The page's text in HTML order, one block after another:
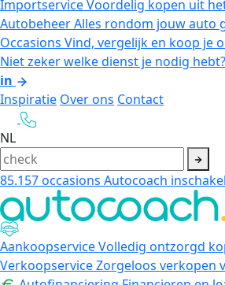
ImportserviceVoordelig kopen uit
AutobeheerAlles rondom jouw auto
Occasions Vind, vergelijk en koop je
Niet zeker welke dienst je nodig hebt?
in
Inspiratie Over ons Contact
NL
85.157occasions Autocoach
AankoopserviceVolledig ontzorgd
VerkoopserviceZorgeloos verkopen